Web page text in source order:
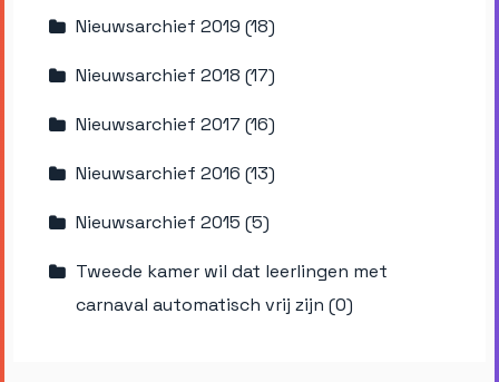
Nieuwsarchief 2019 (18)
Nieuwsarchief 2018 (17)
Nieuwsarchief 2017 (16)
Nieuwsarchief 2016 (13)
Nieuwsarchief 2015 (5)
Tweede kamer wil dat leerlingen met
carnaval automatisch vrij zijn (0)